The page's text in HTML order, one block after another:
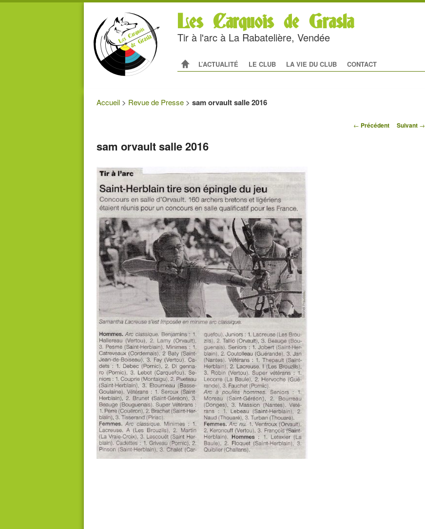
Les Carquois de Grasla
Tir à l'arc à La Rabatelière, Vendée
Menu principal
ALLER AU CONTENU PRINCIPAL
ALLER AU CONTENU SECONDAIRE
L’ACTUALITÉ LE CLUB LA VIE DU CLUB CONTACT
Accueil > Revue de Presse > sam orvault salle 2016
Navigation des
← Précédent Suivant →
sam orvault salle 2016